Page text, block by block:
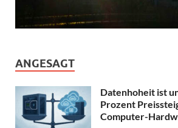
ANGESAGT
Datenhoheit ist
Prozent
Computer-